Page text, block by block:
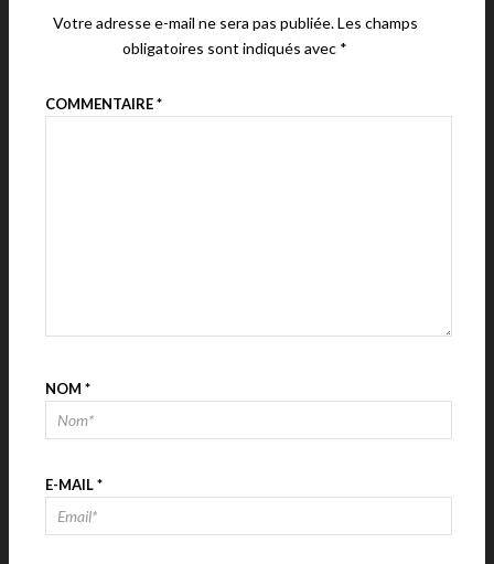
Votre adresse e-mail ne sera pas publiée.Les champs
obligatoires sont indiqués avec *
COMMENTAIRE*
NOM *
E-MAIL*